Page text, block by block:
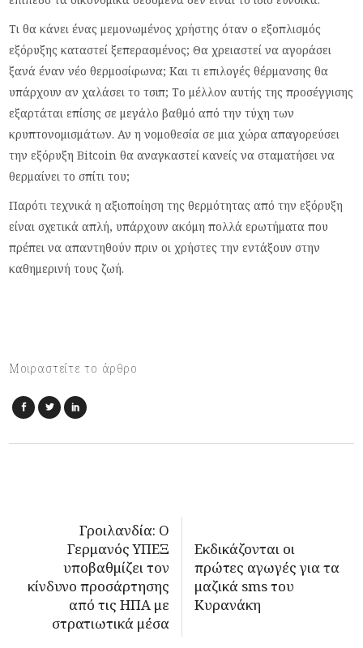
Τι θα κάνει ένας μεμονωμένος χρήστης όταν ο εξοπλισμός
εξόρυξης καταστεί ξεπερασμένος; Θα χρειαστεί να αγοράσει
ξανά έναν νέο θερμοσίφωνα; Και τι επιλογές θέρμανσης θα
υπάρχουν αν χαλάσει το τσιπ; Το μέλλον αυτής της προσέγγισης
εξαρτάται επίσης σε μεγάλο βαθμό από την τύχη των
κρυπτονομισμάτων. Αν η νομοθεσία σε μια χώρα απαγορεύσει
την εξόρυξη Bitcoin θα αναγκαστεί κανείς να σταματήσει να
θερμαίνει το σπίτι του;
Παρότι τεχνικά η αξιοποίηση της θερμότητας από την εξόρυξη
είναι σχετικά απλή, υπάρχουν ακόμη πολλά ερωτήματα που
πρέπει να απαντηθούν πριν οι χρήστες την εντάξουν στην
καθημερινή τους ζωή.
Μοιραστείτε το άρθρο
Γροιλανδία: Ο
Γερμανός ΥΠΕΞ
υποβαθμίζει τον
κίνδυνο προσάρτησης
από τις ΗΠΑ με
στρατιωτικά μέσα
Εκδικάζονται οι
πρώτες αγωγές για τα
μαζικά sms του
Κυρανάκη